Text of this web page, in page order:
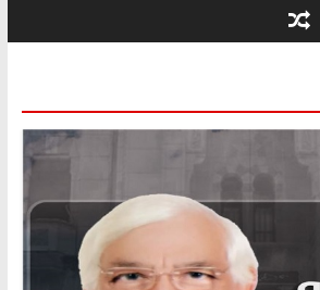
متابعة قضية الدكتور محمد زهران.. ويؤكد:
قرينة البراءة وضمانات المحاكمة العادلة